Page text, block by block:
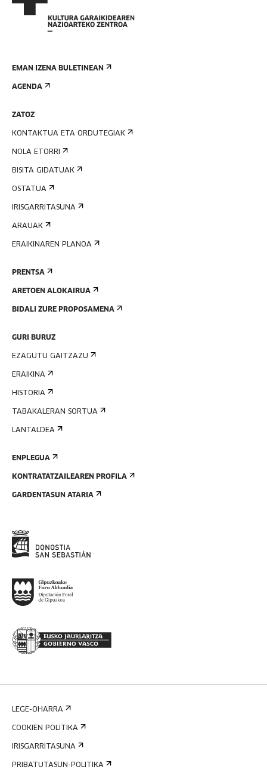
EMAN IZENA BULETINEAN
AGENDA
ZATOZ
KONTAKTUA ETA ORDUTEGIAK
NOLA ETORRI
BISITA GIDATUAK
OSTATUA
IRISGARRITASUNA
ARAUAK
ERAIKINAREN PLANOA
PRENTSA
ARETOEN ALOKAIRUA
BIDALI ZURE PROPOSAMENA
GURI BURUZ
EZAGUTU GAITZAZU
ERAIKINA
HISTORIA
TABAKALERAN SORTUA
LANTALDEA
ENPLEGUA
KONTRATATZAILEAREN PROFILA
GARDENTASUN ATARIA
LEGE-OHARRA
COOKIEN POLITIKA
IRISGARRITASUNA
PRIBATUTASUN-POLITIKA